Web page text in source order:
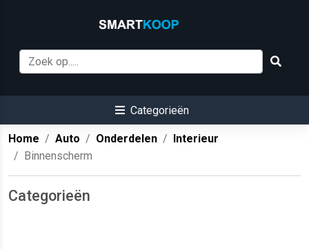
Categorieën
Home Auto Onderdelen
Interieur
Binnenscherm
Categorieën